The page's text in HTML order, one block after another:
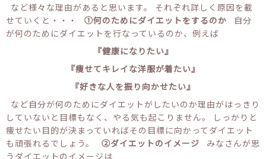
など様々な理由があると思います。 それぞれ詳しく原因を載
せていくと・・・ ①何のためにダイエットをするのか 自分
が何のためにダイエットを行なっているのか、例えば
『健康になりたい』
『痩せてキレイな洋服が着たい』
『好きな人を振り向かせたい』
など自分が何のためにダイエットがしたいのか理由がはっきり
していないと目標もなく、やる気も起こりません。 しっかりと
痩せたい目的が決まっていればその目標に向かってダイエット
も頑張れるでしょう。 ②ダイエットのイメージ みなさんが思
うダイエットのイメージは